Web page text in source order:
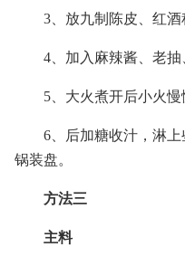
3、放九制陈皮、红酒
4、加入麻辣酱、老抽
5、大火煮开后小火慢
6、后加糖收汁，淋
锅装盘。
方法三
主料